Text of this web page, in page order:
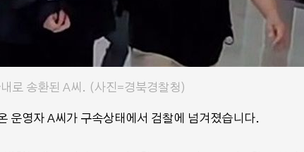
로 송환된 A씨. (사진=경북경찰청)
운영자 A씨가 구속상태에서 검찰에 넘겨졌습니다.